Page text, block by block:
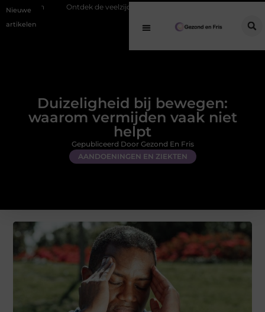
Nieuwe
artikelen
de veelzijdigheid van eucalyptusolie in een geurverspreider
Duizeligheid bij bewegen:
waarom vermijden vaak niet
helpt
AANDOENINGEN EN ZIEKTEN
Gepubliceerd Door Gezond En Fris